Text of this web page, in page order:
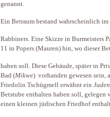
genannt.
Ein Betraum bestand wahrscheinlich im
Rabbiners. Eine Skizze in Burmeisters
11 in Popers (Mauren) hin, wo dieser
haben soll. Diese Gebäude, später in
Bad (Mikwe) vorhanden gewesen sein,
Friedolin Tschügmell erwähnt ein
Betstube enthalten haben soll, gelegen
einen kleinen jüdischen Friedhof